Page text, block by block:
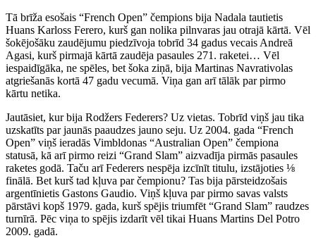
Tā brīža esošais “French Open” čempions bija Nadala tautietis
Huans Karloss Ferero, kurš gan nolika pilnvaras jau otrajā kārtā. Vēl
šokējošāku zaudējumu piedzīvoja tobrīd 34 gadus vecais Andreā
Agasi, kurš pirmajā kārtā zaudēja pasaules 271. raketei… Vēl
iespaidīgāka, ne spēles, bet šoka ziņā, bija Martinas Navrativolas
atgriešanās kortā 47 gadu vecumā. Viņa gan arī tālāk par pirmo
kārtu netika.
Jautāsiet, kur bija Rodžers Federers? Uz vietas. Tobrīd viņš jau tika
uzskatīts par jaunās paaudzes jauno seju. Uz 2004. gada “French
Open” viņš ieradās Vimbldonas “Australian Open” čempiona
statusā, kā arī pirmo reizi “Grand Slam” aizvadīja pirmās pasaules
raketes godā. Taču arī Federers nespēja izcīnīt titulu, izstājoties ⅛
finālā. Bet kurš tad kļuva par čempionu? Tas bija pārsteidzošais
argentīnietis Gastons Gaudio. Viņš kļuva par pirmo savas valsts
pārstāvi kopš 1979. gada, kurš spējis triumfēt “Grand Slam” raudzes
turnīrā. Pēc viņa to spējis izdarīt vēl tikai Huans Martins Del Potro
2009. gadā.